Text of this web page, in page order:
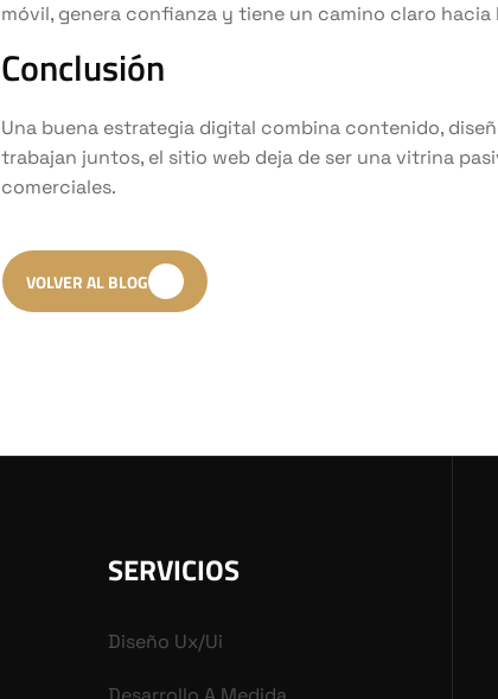
móvil, genera confianza y tiene un camino claro hacia
Conclusión
Una buena estrategia digital combina contenido,
trabajan juntos, el sitio web deja de ser una vitrina
comerciales.
VOLVER AL BLOG
SERVICIOS
Diseño Ux/ui